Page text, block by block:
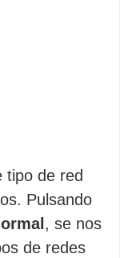
tipo de red
Pulsando
, se nos
de redes